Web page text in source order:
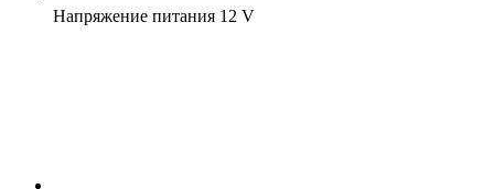
Напряжение питания 12 V